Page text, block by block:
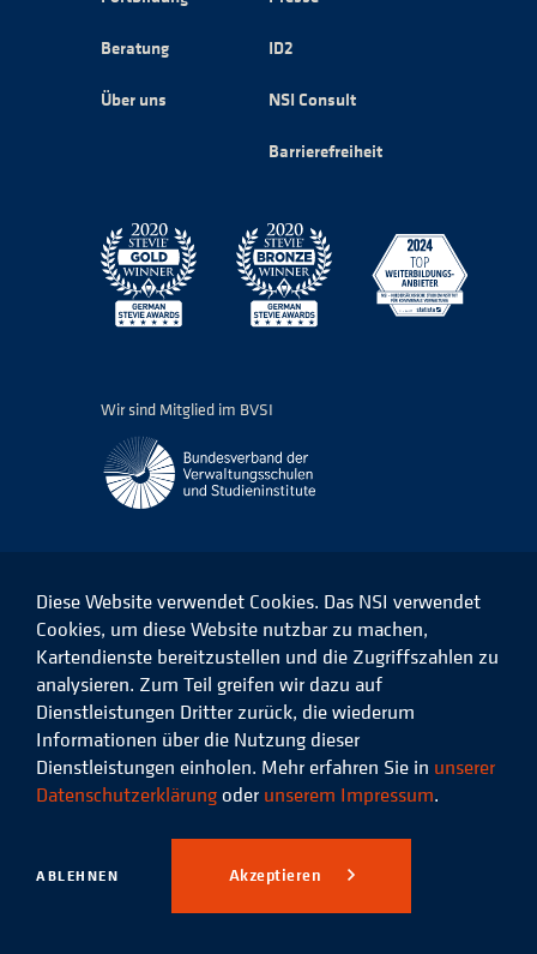
Beratung
Über uns
ID2
NSI Consult
Barrierefreiheit
Wir sind Mitglied im BVSI
Das
NSI
Facebook
Das
NSI
auf
LinkedIn
Das
NSI
auf
Instagram
Das
Xing
© 2026 Niedersächsisches
Studieninstitut für kommunale
Verwaltung e.V.
Datenschutz Impressum
Diese Website verwendet Cookies. Das NSI verwendet
Cookies, um diese Website nutzbar zu machen,
Kartendienste bereitzustellen und die Zugriffszahlen zu
analysieren. Zum Teil greifen wir dazu auf
Dienstleistungen Dritter zurück, die wiederum
Informationen über die Nutzung dieser
Dienstleistungen einholen. Mehr erfahren Sie in unserer
Datenschutzerklärung oder unserem Impressum.
ABLEHNEN Akzeptieren